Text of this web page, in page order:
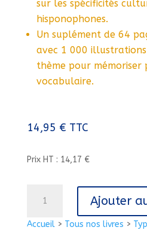
Accueil> Tous nos livres >
sur les spécificités
hisponophones.
Un suplément de 64
avec 1 000
thème pour
vocabulaire.
14,95 € TTC
Prix HT : 14,17 €
DICTIONNAIRE
Ajouter